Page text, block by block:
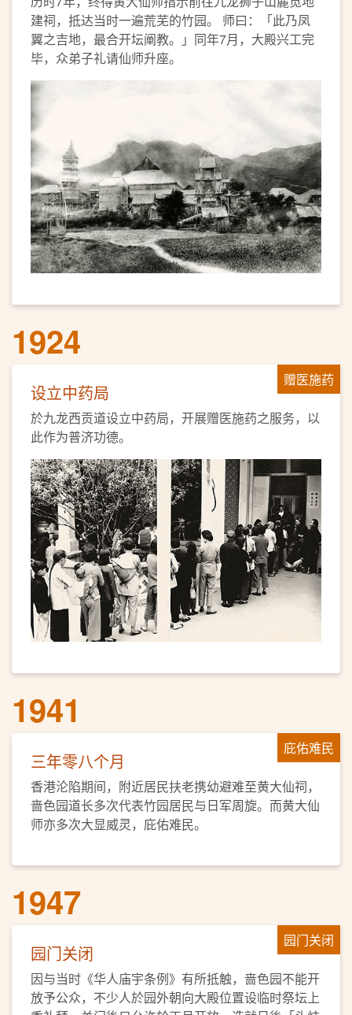
建祠，抵达当时一遍荒芜的竹园。 师曰：「此乃凤
翼之吉地，最合开坛阐教。」同年7月，大殿兴工完
毕，众弟子礼请仙师升座。
1924
赠医施药
设立中药局
於九龙西贡道设立中药局，开展赠医施药之服务，以
此作为普济功德。
1941
庇佑难民
三年零八个月
香港沦陷期间，附近居民扶老携幼避难至黄大仙祠，
啬色园道长多次代表竹园居民与日军周旋。而黄大仙
师亦多次大显威灵，庇佑难民。
1947
园门关闭
园门关闭
因与当时《华人庙宇条例》有所抵触，啬色园不能开
放予公众，不少人於园外朝向大殿位置设临时祭坛上